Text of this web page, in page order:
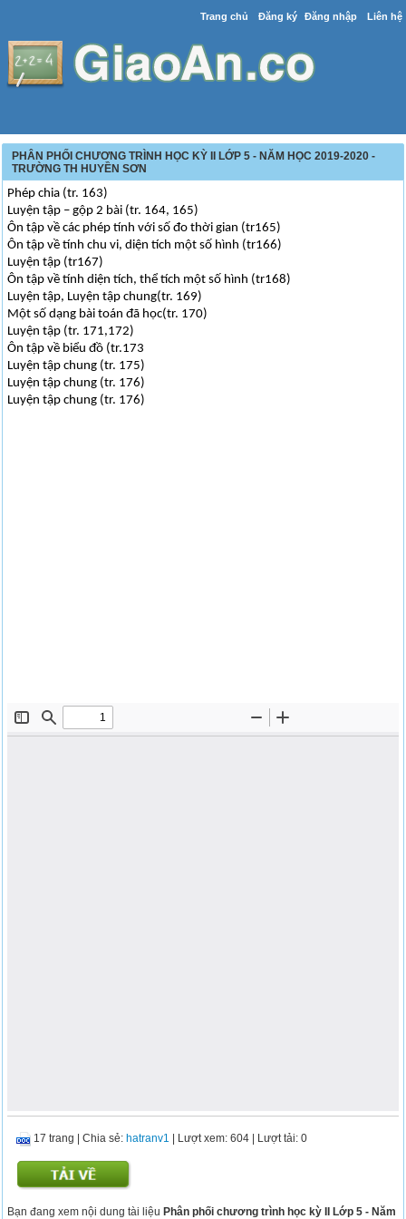
Trang chủ Đăng ký Đăng nhập Liên hệ
PHÂN PHỐI CHƯƠNG TRÌNH HỌC KỲ II LỚP 5 - NĂM HỌC 2019-2020 -
TRƯỜNG TH HUYỀN SƠN
Phép chia (tr. 163)
Luyện tập – gộp 2 bài (tr. 164, 165)
Ôn tập về các phép tính với số đo thời gian (tr165)
Ôn tập về tính chu vi, diện tích một số hình (tr166)
Luyện tập (tr167)
Ôn tập về tính diện tích, thể tích một số hình (tr168)
Luyện tập, Luyện tập chung(tr. 169)
Một số dạng bài toán đã học(tr. 170)
Luyện tập (tr. 171,172)
Ôn tập về biểu đồ (tr.173
Luyện tập chung (tr. 175)
Luyện tập chung (tr. 176)
Luyện tập chung (tr. 176)
17 trang |Chia sẻ: hatranv1 | Lượt xem: 604 | Lượt tải: 0
Bạn đang xem nội dung tài liệuPhân phối chương trình học kỳ II Lớp 5 - Năm